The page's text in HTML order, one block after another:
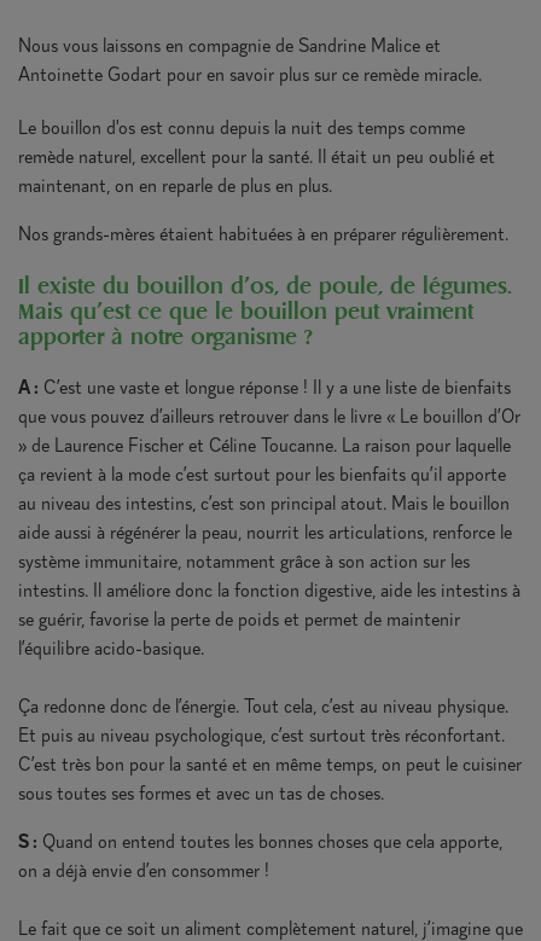
Nous vous laissons en compagnie de Sandrine Malice et
Antoinette Godart pour en savoir plus sur ce remède miracle.
Le bouillon d'os est connu depuis la nuit des temps comme
remède naturel, excellent pour la santé. Il était un peu oublié et
maintenant, on en reparle de plus en plus.
Nos grands-mères étaient habituées à en préparer régulièrement.
Il existe du bouillon d’os, de poule, de légumes.
Mais qu’est ce que le bouillon peut vraiment
apporter à notre organisme ?
A : C’est une vaste et longue réponse ! Il y a une liste de bienfaits
que vous pouvez d’ailleurs retrouver dans le livre « Le bouillon d’Or
» de Laurence Fischer et Céline Toucanne. La raison pour laquelle
ça revient à la mode c’est surtout pour les bienfaits qu’il apporte
au niveau des intestins, c’est son principal atout. Mais le bouillon
aide aussi à régénérer la peau, nourrit les articulations, renforce le
système immunitaire, notamment grâce à son action sur les
intestins. Il améliore donc la fonction digestive, aide les intestins à
se guérir, favorise la perte de poids et permet de maintenir
l’équilibre acido-basique.
Ça redonne donc de l’énergie. Tout cela, c’est au niveau physique.
Et puis au niveau psychologique, c’est surtout très réconfortant.
C’est très bon pour la santé et en même temps, on peut le cuisiner
sous toutes ses formes et avec un tas de choses.
S : Quand on entend toutes les bonnes choses que cela apporte,
on a déjà envie d’en consommer !
Le fait que ce soit un aliment complètement naturel, j’imagine que